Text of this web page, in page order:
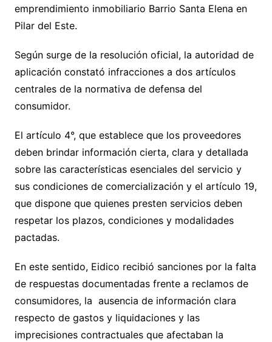
emprendimiento inmobiliario Barrio Santa Elena en
Pilar del Este.
Según surge de la resolución oficial, la autoridad de
aplicación constató infracciones a dos artículos
centrales de la normativa de defensa del
consumidor.
El artículo 4°, que establece que los proveedores
deben brindar información cierta, clara y detallada
sobre las características esenciales del servicio y
sus condiciones de comercialización y el artículo 19,
que dispone que quienes presten servicios deben
respetar los plazos, condiciones y modalidades
pactadas.
En este sentido, Eidico recibió sanciones por la falta
de respuestas documentadas frente a reclamos de
consumidores, la ausencia de información clara
respecto de gastos y liquidaciones y las
imprecisiones contractuales que afectaban la